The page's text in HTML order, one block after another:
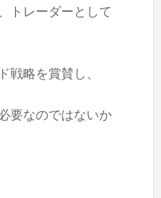
トレーダーとして
戦略を賞賛し、
要なのではないか